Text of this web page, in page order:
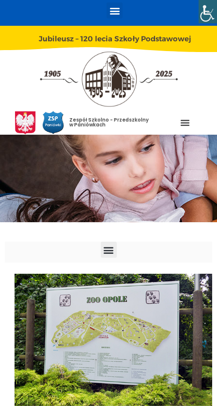
Jubileusz – 120 lecia Szkoły Podstawowej
Zespół Szkolno - Przedszkolny
w Paniówkach